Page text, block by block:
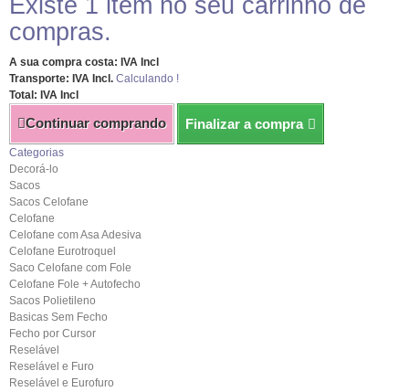
Existe 1 item no seu carrinho de
compras.
A sua compra costa: IVA Incl
Transporte: IVA Incl. Calculando !
Total: IVA Incl
Continuar comprando Finalizar a compra
Categorias
Decorá-lo
Sacos
Sacos Celofane
Celofane
Celofane com Asa Adesiva
Celofane Eurotroquel
Saco Celofane com Fole
Celofane Fole + Autofecho
Sacos Polietileno
Basicas Sem Fecho
Fecho por Cursor
Reselável
Reselável e Furo
Reselável e Eurofuro